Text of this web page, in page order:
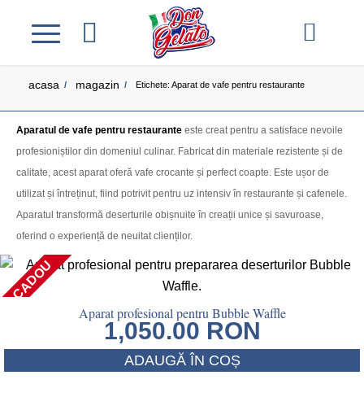
acasa / magazin / Etichete: Aparat de vafe pentru restaurante
Aparatul de vafe pentru restaurante este creat pentru a satisface nevoile
profesioniștilor din domeniul culinar. Fabricat din materiale rezistente și de
calitate, acest aparat oferă vafe crocante și perfect coapte. Este ușor de
utilizat și întreținut, fiind potrivit pentru uz intensiv în restaurante și cafenele.
Aparatul transformă deserturile obișnuite în creații unice și savuroase,
oferind o experiență de neuitat clienților.
+ CADOU
Aparat profesional pentru Bubble Waffle
1,050.00 RON
ADAUGĂ ÎN COȘ